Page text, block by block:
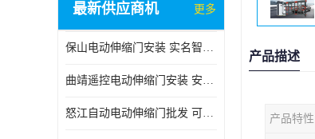
最新供应商机 更多
保山电动伸缩门安装 实名智科技 安全性高
曲靖遥控电动伸缩门安装 安全性高
怒江自动电动伸缩门批发 可按需定制
产品描述
产品特性